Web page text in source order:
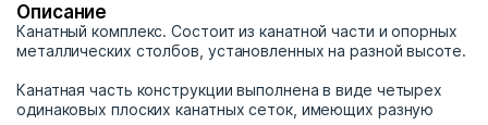
Описание
Канатный комплекс. Состоит из канатной части и опорных
металлических столбов, установленных на разной высоте.
Канатная часть конструкции выполнена в виде четырех
одинаковых плоских канатных сеток, имеющих разную